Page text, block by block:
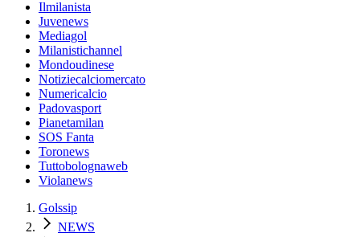
Ilmilanista
Juvenews
Mediagol
Milanistichannel
Mondoudinese
Notiziecalciomercato
Numericalcio
Padovasport
Pianetamilan
SOS Fanta
Toronews
Tuttobolognaweb
Violanews
Golssip
NEWS